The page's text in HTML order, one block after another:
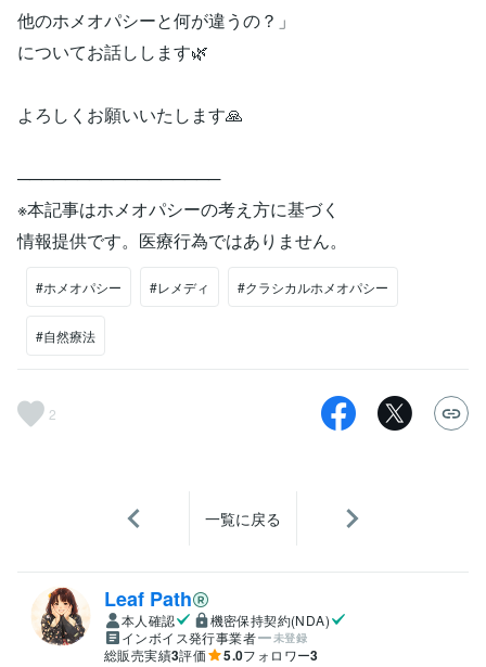
他のホメオパシーと何が違うの？」
についてお話しします🌿
よろしくお願いいたします🙏
─────────────────
※本記事はホメオパシーの考え方に基づく
情報提供です。医療行為ではありません。
#ホメオパシー #レメディ #クラシカルホメオパシー
#自然療法
2
一覧に戻る
Leaf Path
本人確認
機密保持契約(NDA)
インボイス発行事業者
未登録
総販売実績3評価 5.0フォロワー3